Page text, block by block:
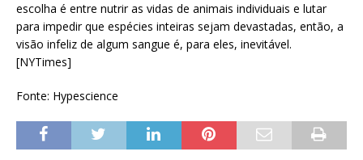
escolha é entre nutrir as vidas de animais individuais e lutar
para impedir que espécies inteiras sejam devastadas, então, a
visão infeliz de algum sangue é, para eles, inevitável.
[NYTimes]
Fonte: Hypescience